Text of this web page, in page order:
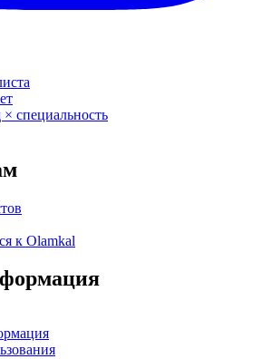
× специальность
к Olamkal